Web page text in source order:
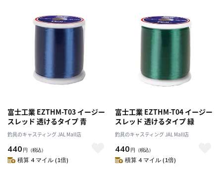
富士工業 EZTHM-T03 イージー
スレッド 透けるタイプ 青
釣具のキャスティング JAL Mall店
440 円 （税込）
積算 4 マイル (1倍)
富士工業 EZTHM-T04 イージー
スレッド 透けるタイプ 緑
釣具のキャスティング JAL Mall店
440 円 （税込）
積算 4 マイル (1倍)